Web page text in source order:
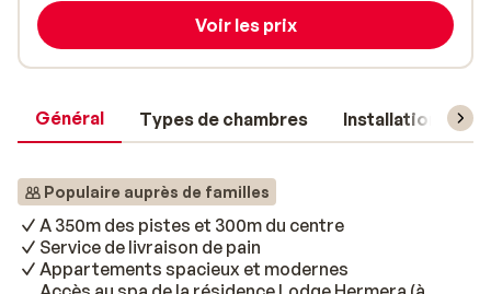
Général Types de chambres Installations
Populaire auprès de familles
A 350m des pistes et 300m du centre
Service de livraison de pain
Appartements spacieux et modernes
Voir les prix